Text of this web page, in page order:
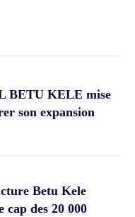
BETU KELE mise
son expansion
Betu Kele
des 20 000